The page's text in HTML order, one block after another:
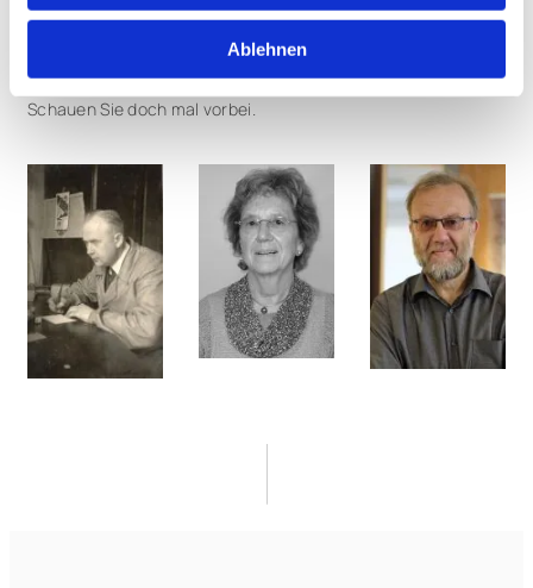
Ablehnen
Manches hat sich jedoch nicht geändert: Die fundierte und
freundliche Beratung, die gute Qualität und der umfassende
Service!
Schauen Sie doch mal vorbei.